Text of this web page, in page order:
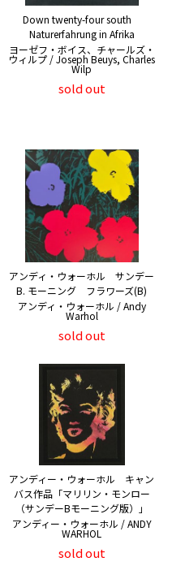
Down twenty-four south
Naturerfahrung in Afrika
ヨーゼフ・ボイス、チャールズ・
ウィルプ / Joseph Beuys, Charles
Wilp
sold out
アンディ・ウォーホル サンデー
B. モーニング フラワーズ(B)
アンディ・ウォーホル / Andy
Warhol
sold out
アンディー・ウォーホル キャン
バス作品「マリリン・モンロー
（サンデーBモーニング版）」
アンディー・ウォーホル / ANDY
WARHOL
sold out